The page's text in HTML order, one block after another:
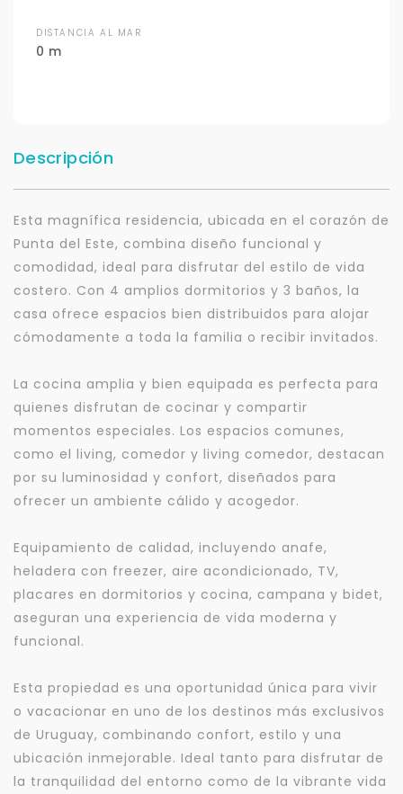
DISTANCIA AL MAR
0 m
Descripción
Esta magnífica residencia, ubicada en el corazón de
Punta del Este, combina diseño funcional y
comodidad, ideal para disfrutar del estilo de vida
costero. Con 4 amplios dormitorios y 3 baños, la
casa ofrece espacios bien distribuidos para alojar
cómodamente a toda la familia o recibir invitados.
La cocina amplia y bien equipada es perfecta para
quienes disfrutan de cocinar y compartir
momentos especiales. Los espacios comunes,
como el living, comedor y living comedor, destacan
por su luminosidad y confort, diseñados para
ofrecer un ambiente cálido y acogedor.
Equipamiento de calidad, incluyendo anafe,
heladera con freezer, aire acondicionado, TV,
placares en dormitorios y cocina, campana y bidet,
aseguran una experiencia de vida moderna y
funcional.
Esta propiedad es una oportunidad única para vivir
o vacacionar en uno de los destinos más exclusivos
de Uruguay, combinando confort, estilo y una
ubicación inmejorable. Ideal tanto para disfrutar de
la tranquilidad del entorno como de la vibrante vida